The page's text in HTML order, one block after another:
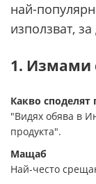
най-
използват,
1. Измами
Какво
"Видях обява в
продукта".
Мащаб
Най-често